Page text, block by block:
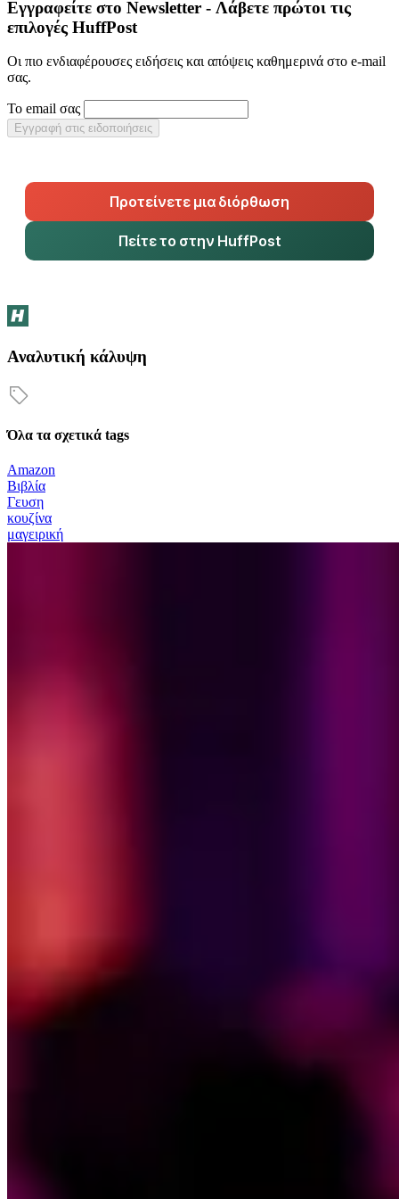
Εγγραφείτε στο Newsletter - Λάβετε πρώτοι τις
επιλογές HuffPost
Οι πιο ενδιαφέρουσες ειδήσεις και απόψεις καθημερινά στο e-mail
σας.
Το email σας
Εγγραφή στις ειδοποιήσεις
Προτείνετε μια διόρθωση
Πείτε το στην HuffPost
Αναλυτική κάλυψη
Όλα τα σχετικά tags
Amazon
Βιβλία
Γευση
κουζίνα
μαγειρική